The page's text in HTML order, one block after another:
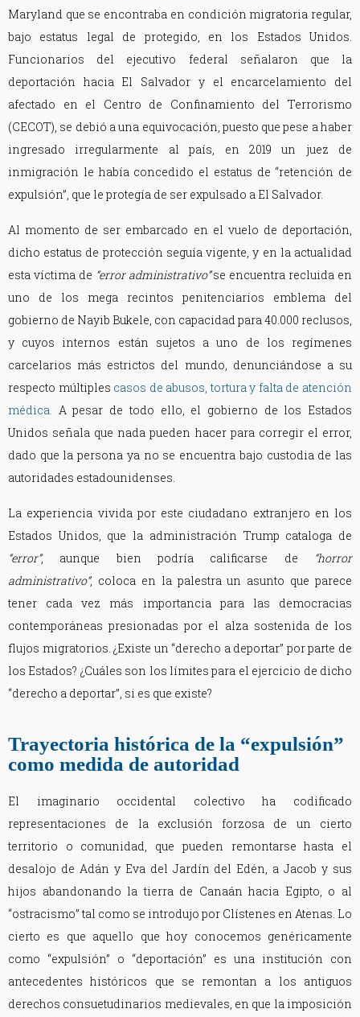
Maryland que se encontraba en condición migratoria regular,
bajo estatus legal de protegido, en los Estados Unidos.
Funcionarios del ejecutivo federal señalaron que la
deportación hacia El Salvador y el encarcelamiento del
afectado en el Centro de Confinamiento del Terrorismo
(CECOT), se debió a una equivocación, puesto que pese a haber
ingresado irregularmente al país, en 2019 un juez de
inmigración le había concedido el estatus de “retención de
expulsión”, que le protegía de ser expulsado a El Salvador.
Al momento de ser embarcado en el vuelo de deportación,
dicho estatus de protección seguía vigente, y en la actualidad
esta víctima de “error administrativo”se encuentra recluida en
uno de los mega recintos penitenciarios emblema del
gobierno de Nayib Bukele, con capacidad para 40.000 reclusos,
y cuyos internos están sujetos a uno de los regímenes
carcelarios más estrictos del mundo, denunciándose a su
respecto múltiples casos de abusos, tortura y falta de atención
médica. A pesar de todo ello, el gobierno de los Estados
Unidos señala que nada pueden hacer para corregir el error,
dado que la persona ya no se encuentra bajo custodia de las
autoridades estadounidenses.
La experiencia vivida por este ciudadano extranjero en los
Estados Unidos, que la administración Trump cataloga de
“error”, aunque bien podría calificarse de
“horror
administrativo”, coloca en la palestra un asunto que parece
tener cada vez más importancia para las democracias
contemporáneas presionadas por el alza sostenida de los
flujos migratorios. ¿Existe un “derecho a deportar” por parte de
los Estados? ¿Cuáles son los límites para el ejercicio de dicho
“derecho a deportar”, si es que existe?
Trayectoria histórica de la “expulsión”
como medida de autoridad
El imaginario occidental colectivo ha codificado
representaciones de la exclusión forzosa de un cierto
territorio o comunidad, que pueden remontarse hasta el
desalojo de Adán y Eva del Jardín del Edén, a Jacob y sus
hijos abandonando la tierra de Canaán hacia Egipto, o al
“ostracismo” tal como se introdujo por Clístenes en Atenas. Lo
cierto es que aquello que hoy conocemos genéricamente
como “expulsión” o “deportación” es una institución con
antecedentes históricos que se remontan a los antiguos
derechos consuetudinarios medievales, en que la imposición